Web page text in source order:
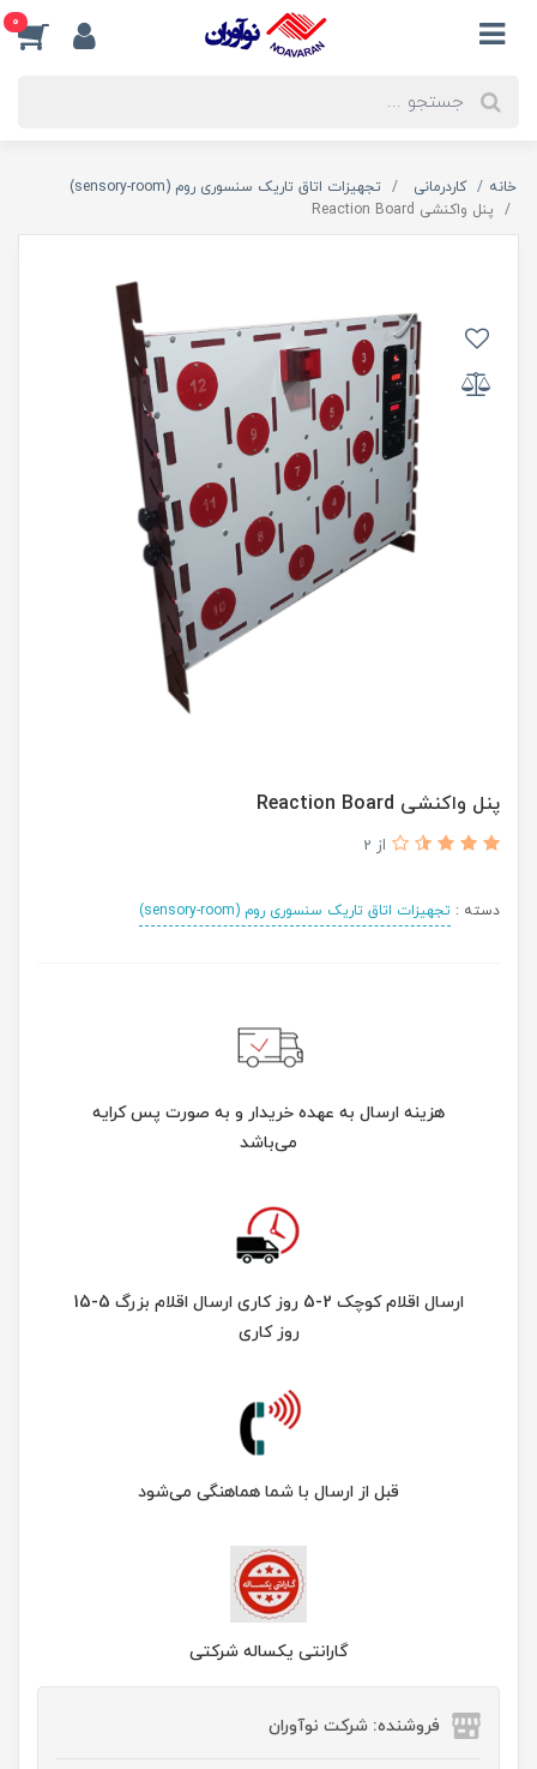
0
خانه کاردرمانی
تجهیزات اتاق تاریک سنسوری روم (sensory-room)
پنل واکنشی Reaction Board
پنل واکنشی Reaction Board
از 2
دسته : تجهیزات اتاق تاریک سنسوری روم (sensory-room)
هزینه ارسال به عهده خریدار و به صورت پس کرایه
می‌باشد
ارسال اقلام کوچک 2-5 روز کاری ارسال اقلام بزرگ 5-15
روز کاری
قبل از ارسال با شما هماهنگی می‌شود
گارانتی یکساله شرکتی
فروشنده: شرکت نوآوران